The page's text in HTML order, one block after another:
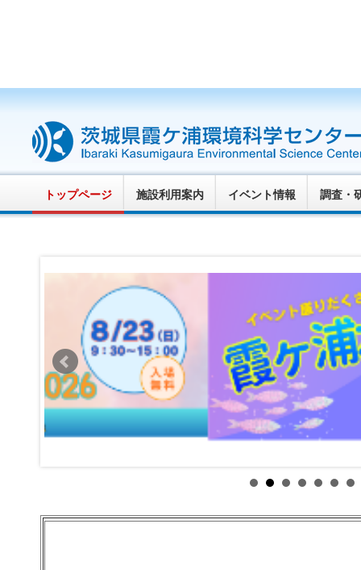
トップページ 施設利用案内 イベント情報 調査・